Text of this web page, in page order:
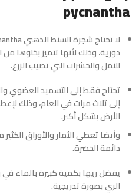
pycnantha
دورية، وذلك لأنها تتميز بخلوها من
للنمل والحشرات التي تصيب الزرع.
تحتاج فقط إلى التسميد العضوي
إلى ثلاث مرات في العام، وذلك
الأرض بشكل أكبر.
وأيضا تعطي الثمار والأوراق
دائمة الخضرة.
يفضل ريها بكمية كبيرة بالماء في
الري بصورة تدريجية.